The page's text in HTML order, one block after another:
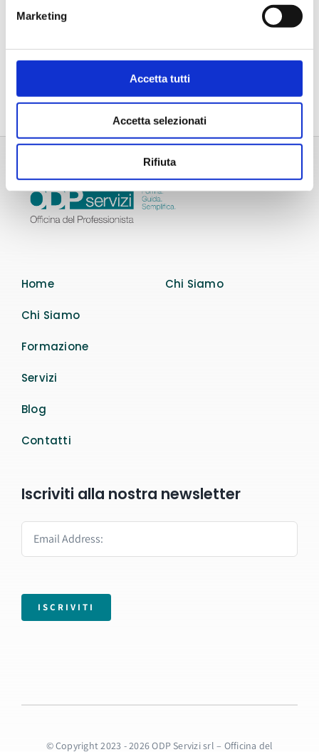
Marketing
Accetta tutti
Accetta selezionati
Rifiuta
Bollini per certificati
CCIAA (foglio 40 bollini)
4,03€
Home
Chi Siamo
Formazione
Servizi
Blog
Contatti
Chi Siamo
Iscriviti alla nostra newsletter
ISCRIVITI
© Copyright 2023 - 2026 ODP Servizi srl – Officina del